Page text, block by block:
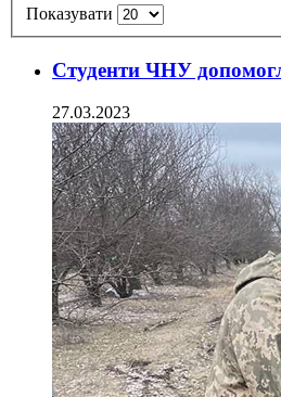
Показувати
Студенти ЧНУ
27.03.2023